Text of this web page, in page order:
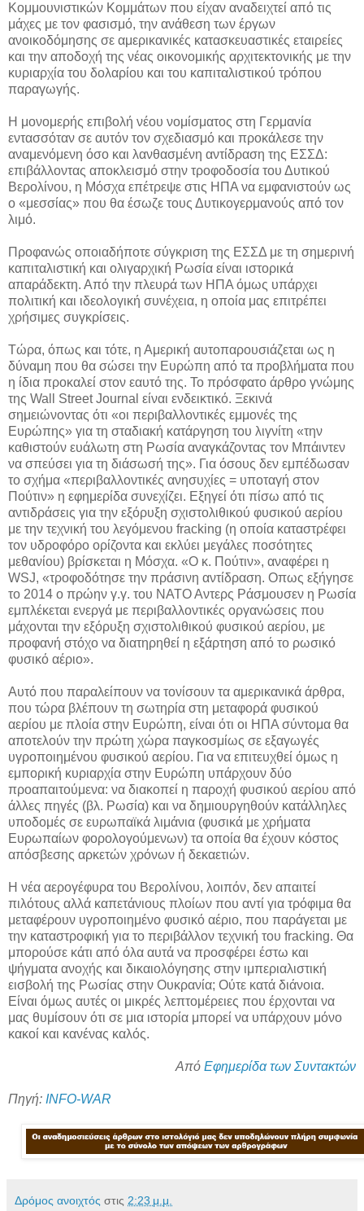
Κομμουνιστικών Κομμάτων που είχαν αναδειχτεί από τις
μάχες με τον φασισμό, την ανάθεση των έργων
ανοικοδόμησης σε αμερικανικές κατασκευαστικές εταιρείες
και την αποδοχή της νέας οικονομικής αρχιτεκτονικής με την
κυριαρχία του δολαρίου και του καπιταλιστικού τρόπου
παραγωγής.
Η μονομερής επιβολή νέου νομίσματος στη Γερμανία
εντασσόταν σε αυτόν τον σχεδιασμό και προκάλεσε την
αναμενόμενη όσο και λανθασμένη αντίδραση της ΕΣΣΔ:
επιβάλλοντας αποκλεισμό στην τροφοδοσία του Δυτικού
Βερολίνου, η Μόσχα επέτρεψε στις ΗΠΑ να εμφανιστούν ως
ο «μεσσίας» που θα έσωζε τους Δυτικογερμανούς από τον
λιμό.
Προφανώς οποιαδήποτε σύγκριση της ΕΣΣΔ με τη σημερινή
καπιταλιστική και ολιγαρχική Ρωσία είναι ιστορικά
απαράδεκτη. Από την πλευρά των ΗΠΑ όμως υπάρχει
πολιτική και ιδεολογική συνέχεια, η οποία μας επιτρέπει
χρήσιμες συγκρίσεις.
Τώρα, όπως και τότε, η Αμερική αυτοπαρουσιάζεται ως η
δύναμη που θα σώσει την Ευρώπη από τα προβλήματα που
η ίδια προκαλεί στον εαυτό της. Το πρόσφατο άρθρο γνώμης
της Wall Street Journal είναι ενδεικτικό. Ξεκινά
σημειώνοντας ότι «οι περιβαλλοντικές εμμονές της
Ευρώπης» για τη σταδιακή κατάργηση του λιγνίτη «την
καθιστούν ευάλωτη στη Ρωσία αναγκάζοντας τον Μπάιντεν
να σπεύσει για τη διάσωσή της». Για όσους δεν εμπέδωσαν
το σχήμα «περιβαλλοντικές ανησυχίες = υποταγή στον
Πούτιν» η εφημερίδα συνεχίζει. Εξηγεί ότι πίσω από τις
αντιδράσεις για την εξόρυξη σχιστολιθικού φυσικού αερίου
με την τεχνική του λεγόμενου fracking (η οποία καταστρέφει
τον υδροφόρο ορίζοντα και εκλύει μεγάλες ποσότητες
μεθανίου) βρίσκεται η Μόσχα. «O κ. Πούτιν», αναφέρει η
WSJ, «τροφοδότησε την πράσινη αντίδραση. Οπως εξήγησε
το 2014 ο πρώην γ.γ. του ΝΑΤΟ Αντερς Ράσμουσεν η Ρωσία
εμπλέκεται ενεργά με περιβαλλοντικές οργανώσεις που
μάχονται την εξόρυξη σχιστολιθικού φυσικού αερίου, με
προφανή στόχο να διατηρηθεί η εξάρτηση από το ρωσικό
φυσικό αέριο».
Αυτό που παραλείπουν να τονίσουν τα αμερικανικά άρθρα,
που τώρα βλέπουν τη σωτηρία στη μεταφορά φυσικού
αερίου με πλοία στην Ευρώπη, είναι ότι οι ΗΠΑ σύντομα θα
αποτελούν την πρώτη χώρα παγκοσμίως σε εξαγωγές
υγροποιημένου φυσικού αερίου. Για να επιτευχθεί όμως η
εμπορική κυριαρχία στην Ευρώπη υπάρχουν δύο
προαπαιτούμενα: να διακοπεί η παροχή φυσικού αερίου από
άλλες πηγές (βλ. Ρωσία) και να δημιουργηθούν κατάλληλες
υποδομές σε ευρωπαϊκά λιμάνια (φυσικά με χρήματα
Ευρωπαίων φορολογούμενων) τα οποία θα έχουν κόστος
απόσβεσης αρκετών χρόνων ή δεκαετιών.
Η νέα αερογέφυρα του Βερολίνου, λοιπόν, δεν απαιτεί
πιλότους αλλά καπετάνιους πλοίων που αντί για τρόφιμα θα
μεταφέρουν υγροποιημένο φυσικό αέριο, που παράγεται με
την καταστροφική για το περιβάλλον τεχνική του fracking. Θα
μπορούσε κάτι από όλα αυτά να προσφέρει έστω και
ψήγματα ανοχής και δικαιολόγησης στην ιμπεριαλιστική
εισβολή της Ρωσίας στην Ουκρανία; Ούτε κατά διάνοια.
Είναι όμως αυτές οι μικρές λεπτομέρειες που έρχονται να
μας θυμίσουν ότι σε μια ιστορία μπορεί να υπάρχουν μόνο
κακοί και κανένας καλός.
Από Εφημερίδα των Συντακτών
Πηγή: INFO-WAR
Δρόμος ανοιχτός στις 2:23 μ.μ.